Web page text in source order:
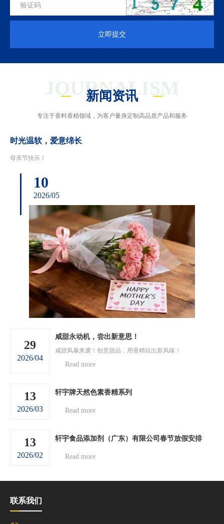
立即提交
JOURNALISM
新闻资讯
专注于香料香精领域，为客户量身定制高品质产品和服务
时光温软，爱意绵长
母亲节快乐！
10
2026/05
29
2026/04
咸甜永动机，尝出新意思！
咸甜风暴来袭！创意甜品，用香精玩出新风味！
Read more
13
2026/03
轩宇牌天然色素香精系列
Read more
13
2026/02
轩宇食品添加剂（广东）有限公司春节放假安排
Read more
联系我们